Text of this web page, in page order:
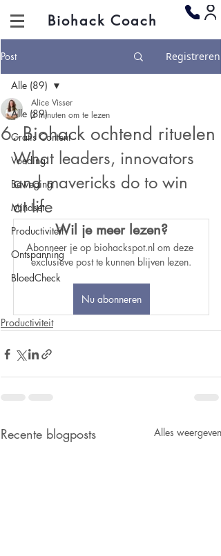
Biohack Coach
Post Registreren
Alle (89)
Gratis Content
Voeding
Beweging
Mindset
Productiviteit
Ontspanning
BloedCheck
Alle (89)
6. Biohack ochtend rituelen
Alice Visser
2 minuten om te lezen
What leaders, innovators
and mavericks do to win
at life
Wil je meer lezen?
Abonneer je op biohackspot.nl om deze
exclusieve post te kunnen blijven lezen.
Nu abonneren
Productiviteit
Recente blogposts Alles weergeven